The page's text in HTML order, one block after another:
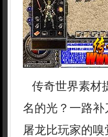
传奇世界素材
名的光？一路
屠龙比玩家的